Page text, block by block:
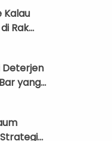
Kalau
Rak
Deterjen
yang
Makin